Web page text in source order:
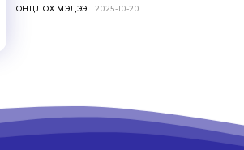
ОНЦЛОХ МЭДЭЭ 2025-10-20